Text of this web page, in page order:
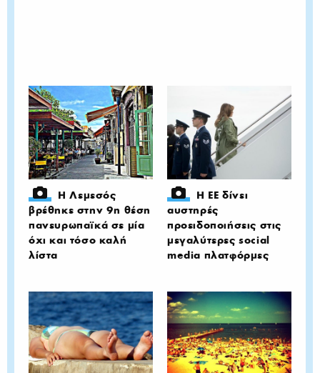
Η Λεμεσός
βρέθηκε στην 9η θέση
πανευρωπαϊκά σε μία
όχι και τόσο καλή
λίστα
Η ΕΕ δίνει
αυστηρές
προειδοποιήσεις στις
μεγαλύτερες social
media πλατφόρμες